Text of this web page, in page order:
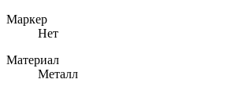
Маркер
Нет
Материал
Металл